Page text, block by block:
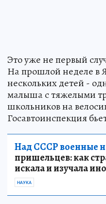
Это уже не первый
На прошлой неделе в
нескольких детей -
малыша с тяжелыми
школьников на
Госавтоинспекция
Над СССР военные
пришельцев: как
искала и изучала
НАУКА